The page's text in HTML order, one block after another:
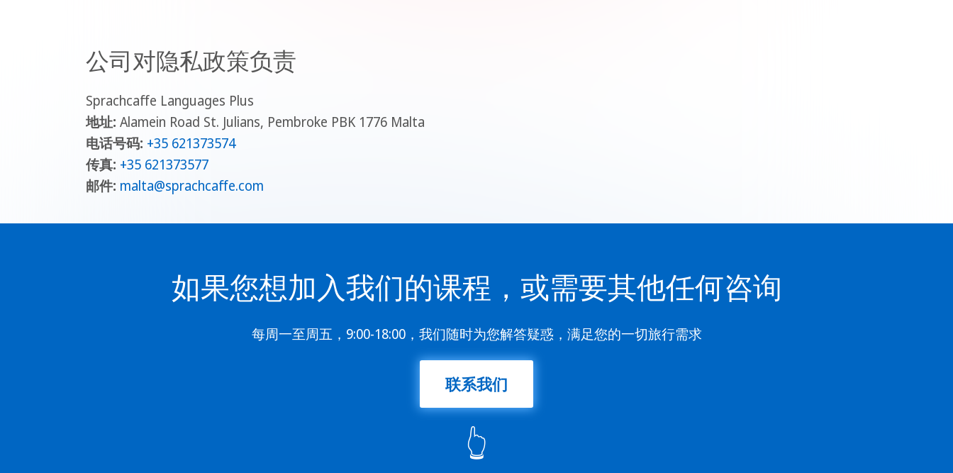
公司对隐私政策负责
Sprachcaffe Languages Plus
地址: Alamein Road St. Julians, Pembroke PBK 1776 Malta
电话号码: +35 621373574
传真: +35 621373577
邮件: malta@sprachcaffe.com
如果您想加入我们的课程，或需要其他任何咨询
每周一至周五，9:00-18:00，我们随时为您解答疑惑，满足您的一切旅行需求
联系我们
👆